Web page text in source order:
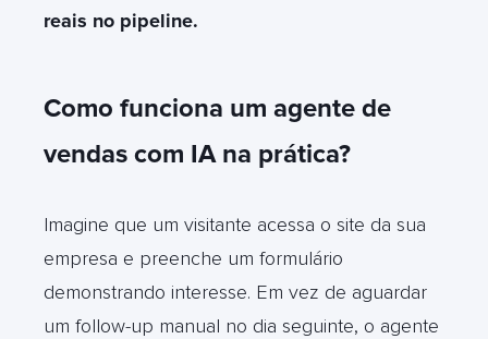
reais no pipeline.
Como funciona um agente de
vendas com IA na prática?
Imagine que um visitante acessa o site da sua
empresa e preenche um formulário
demonstrando interesse. Em vez de aguardar
um follow-up manual no dia seguinte, o agente